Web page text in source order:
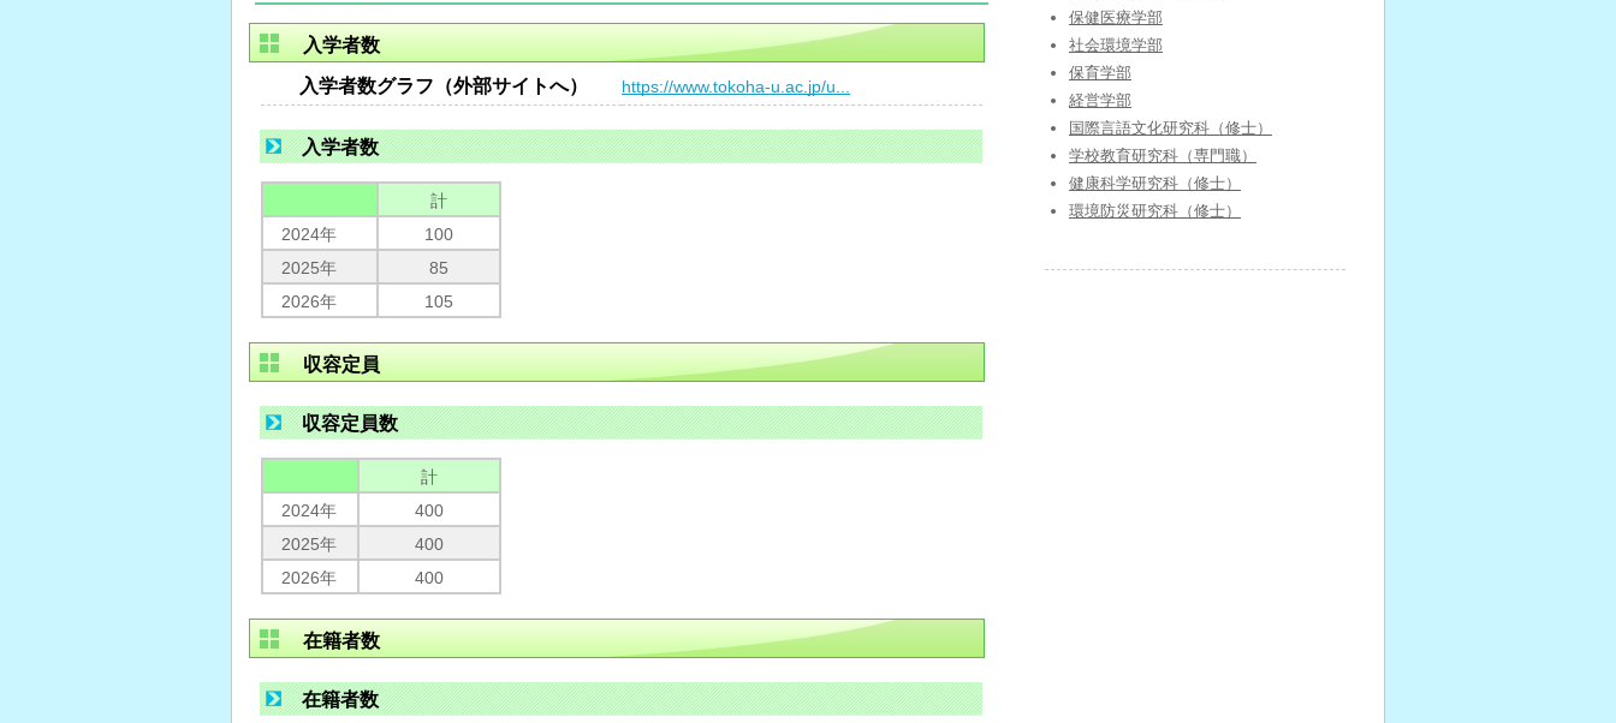
入学者数
入学者数グラフ（外部サイトへ）
https://www.tokoha-u.ac.jp/u...
入学者数
計
2024年
100
2025年
85
2026年
105
収容定員
収容定員数
計
2024年
400
2025年
400
2026年
400
在籍者数
在籍者数
保健医療学部
社会環境学部
保育学部
経営学部
国際言語文化研究科（修士）
学校教育研究科（専門職）
健康科学研究科（修士）
環境防災研究科（修士）